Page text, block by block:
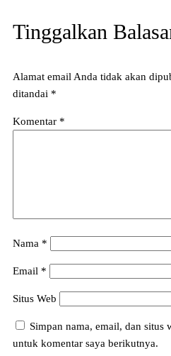
Tinggalkan
Alamat email Anda tidak akan
ditandai *
Komentar *
Nama *
Email *
Situs Web
Simpan nama, email, dan situs
untuk komentar saya berikutnya.